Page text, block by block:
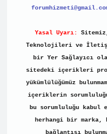
Yasal Uyarı:
Teknolojileri ve
bir Yer Sağlayıcı
sitedeki içerikleri
yükümlülüğümüz
içeriklerin
bu sorumluluğu
herhangi bir